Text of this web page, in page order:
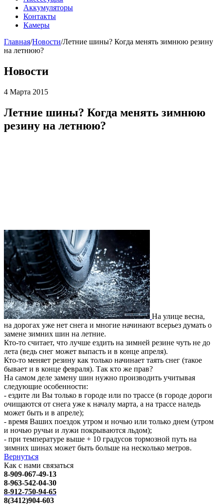
Аккумуляторы
Контакты
Камеры
Главная/Новости/Летние шины? Когда менять зимнюю резину
на летнюю?
Новости
4 Марта 2015
Летние шины? Когда менять зимнюю
резину на летнюю?
На улице весна,
на дорогах уже нет снега и многие начинают всерьез думать о
замене зимних шин на летние.
Кто-то считает, что лучше ездить на зимней резине чуть не до
лета (ведь снег может выпасть и в конце апреля).
Кто-то меняет резину как только начинает таять снег (такое
бывает и в конце февраля). Так кто же прав?
На самом деле замену шин нужно производить учитывая
следующие особенности:
- ездите ли Вы только в городе или по трассе (в городе дороги
очищаются от снега уже к началу марта, а на трассе наледь
может быть и в апреле);
- время Ваших поездок утром и ночью или только днем (утром
и ночью ручьи и лужи покрываются льдом);
- при температуре выше + 10 градусов тормозной путь на
зимних шинах может быть больше на несколько метров.
Вернуться
Как с нами связаться
8-909-067-49-13
8-963-542-04-30
8-912-750-94-65
8(3412)904-603